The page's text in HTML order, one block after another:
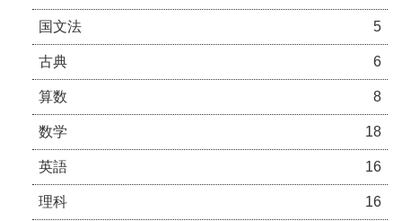
国文法 5
古典 6
算数 8
数学 18
英語 16
理科 16